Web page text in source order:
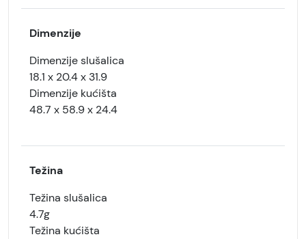
Dimenzije
Dimenzije slušalica
18.1 x 20.4 x 31.9
Dimenzije kućišta
48.7 x 58.9 x 24.4
Težina
Težina slušalica
4.7g
Težina kućišta